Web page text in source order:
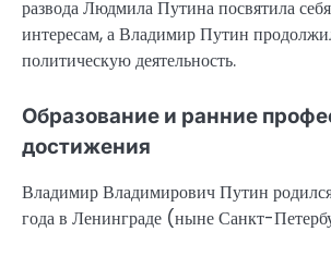
развода Людмила Путина посвятила
интересам, а Владимир Путин
политическую деятельность.
Образование и ранние
достижения
Владимир Владимирович Путин
года в Ленинграде (ныне Санкт-